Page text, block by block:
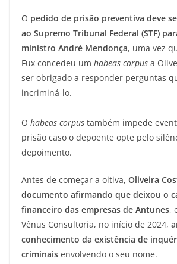
O pedido de prisão preventiva deve
ao Supremo Tribunal Federal (STF)
ministro André Mendonça, uma vez
Fux concedeu um habeas corpus a
ser obrigado a responder perguntas
incriminá-lo.
O habeas corpus também impede
prisão caso o depoente opte pelo
depoimento.
Antes de começar a oitiva, Oliveira
documento afirmando que deixou o
financeiro das empresas de Antunes,
Vênus Consultoria, no início de 2024,
conhecimento da existência de
criminais envolvendo o seu nome.